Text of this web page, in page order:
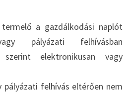
a gazdálkodási naplót
pályázati felhívásban
szerint elektronikusan vagy
pályázati felhívás eltérően nem